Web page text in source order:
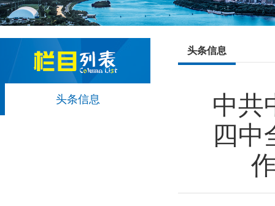
头条信息
头条信息
中共
四中